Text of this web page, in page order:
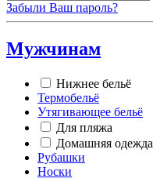
Забыли Ваш пароль?
Мужчинам
Нижнее бельё
Термобельё
Утягивающее бельё
Для пляжа
Домашняя одежда
Рубашки
Носки